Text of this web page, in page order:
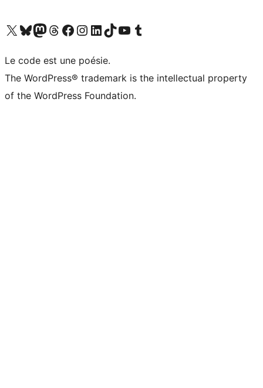
Visit our X (formerly Twitter) account
Visitez notre compte Bluesky
Visit our Mastodon account
Visitez notre compte Threads
Visit our Facebook page
Visit our Instagram account
Visit our LinkedIn account
Visitez notre compte TikTok
Visit our YouTube channel
Visitez notre compte Tumblr
Le code est une poésie.
The WordPress® trademark is the intellectual property
of the WordPress Foundation.